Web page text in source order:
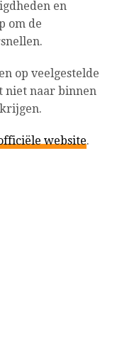
en
om de
op veelgestelde
niet naar binnen
website.